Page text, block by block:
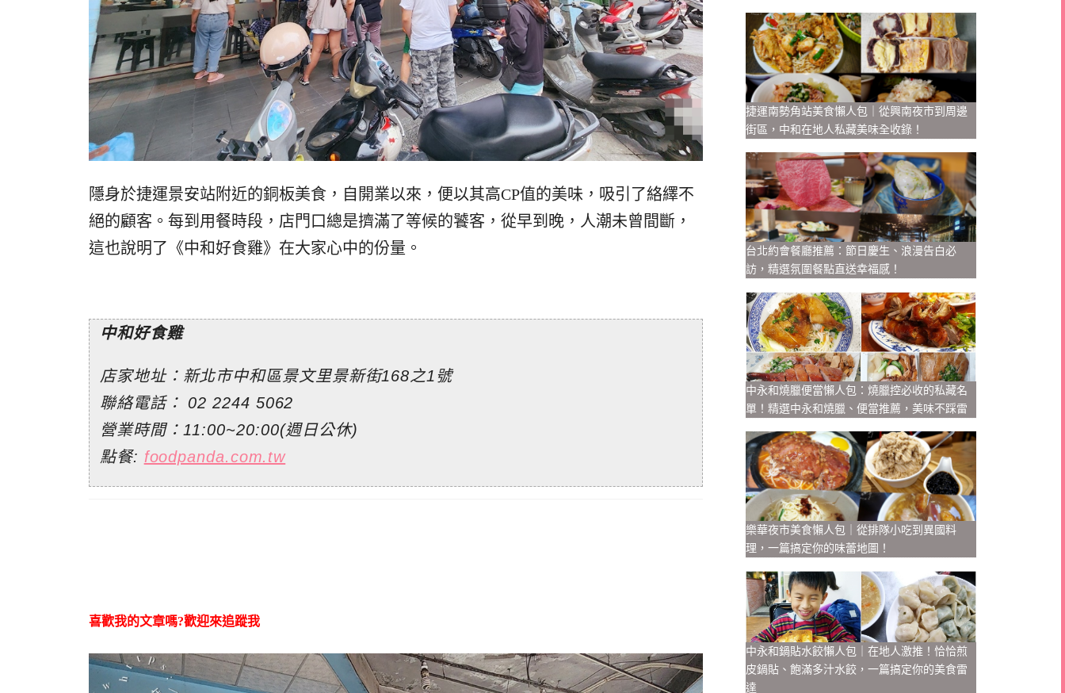
隱身於捷運景安站附近的銅板美食，自開業以來，便以其高CP值的美味，吸引了絡繹不
絕的顧客。每到用餐時段，店門口總是擠滿了等候的饕客，從早到晚，人潮未曾間斷，
這也說明了《中和好食雞》在大家心中的份量。
中和好食雞
店家地址：新北市中和區景文里景新街168之1號
聯絡電話： 02 2244 5062
營業時間：11:00~20:00(週日公休)
點餐: foodpanda.com.tw
喜歡我的文章嗎?歡迎來追蹤我
捷運南勢角站美食懶人包｜從興南夜市到周邊
街區，中和在地人私藏美味全收錄！
台北約會餐廳推薦：節日慶生、浪漫告白必
訪，精選氛圍餐點直送幸福感！
中永和燒臘便當懶人包：燒臘控必收的私藏名
單！精選中永和燒臘、便當推薦，美味不踩雷
樂華夜市美食懶人包｜從排隊小吃到異國料
理，一篇搞定你的味蕾地圖！
中永和鍋貼水餃懶人包｜在地人激推！恰恰煎
皮鍋貼、飽滿多汁水餃，一篇搞定你的美食雷
達